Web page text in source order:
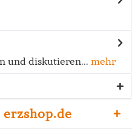
und diskutieren... mehr